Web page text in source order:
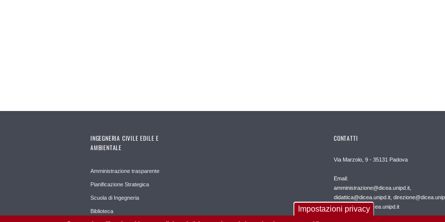
INGEGNERIA CIVILE EDILE E
AMBIENTALE
Amministrazione trasparente
Pianificazione Strategica
Scuola di Ingegneria
Biblioteca
CONTATTI
Via Marzolo, 9 - 35131 Padova
Email:
amministrazione@dicea.unipd.it,
didattica@dicea.unipd.it,
international@dicea.unipd.it
Impostazioni privacy